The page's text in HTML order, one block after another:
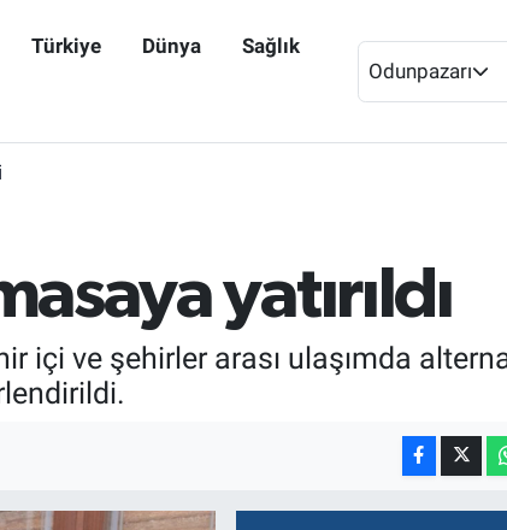
Türkiye Dünya Sağlık
Odunpazarı
yatırıldı
içi ve şehirler arası ulaşımda